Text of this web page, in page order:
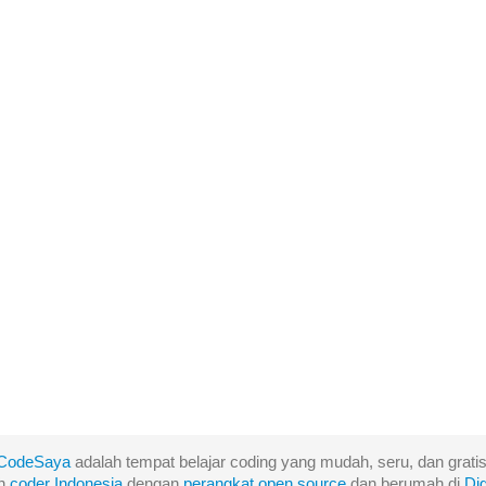
adalah tempat belajar coding yang mudah, seru, dan